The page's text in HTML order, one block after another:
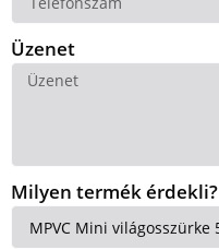
Üzenet
Milyen termék érdekli?